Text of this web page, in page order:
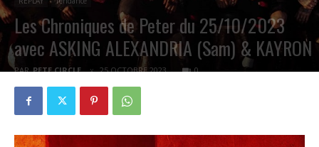
Les Chroniques de Peter du 25/10/2023
avec ASKING ALEXANDRIA (Sam) & KAYRON
PAR PETE CIRCLE 25 OCTOBRE 2023 0